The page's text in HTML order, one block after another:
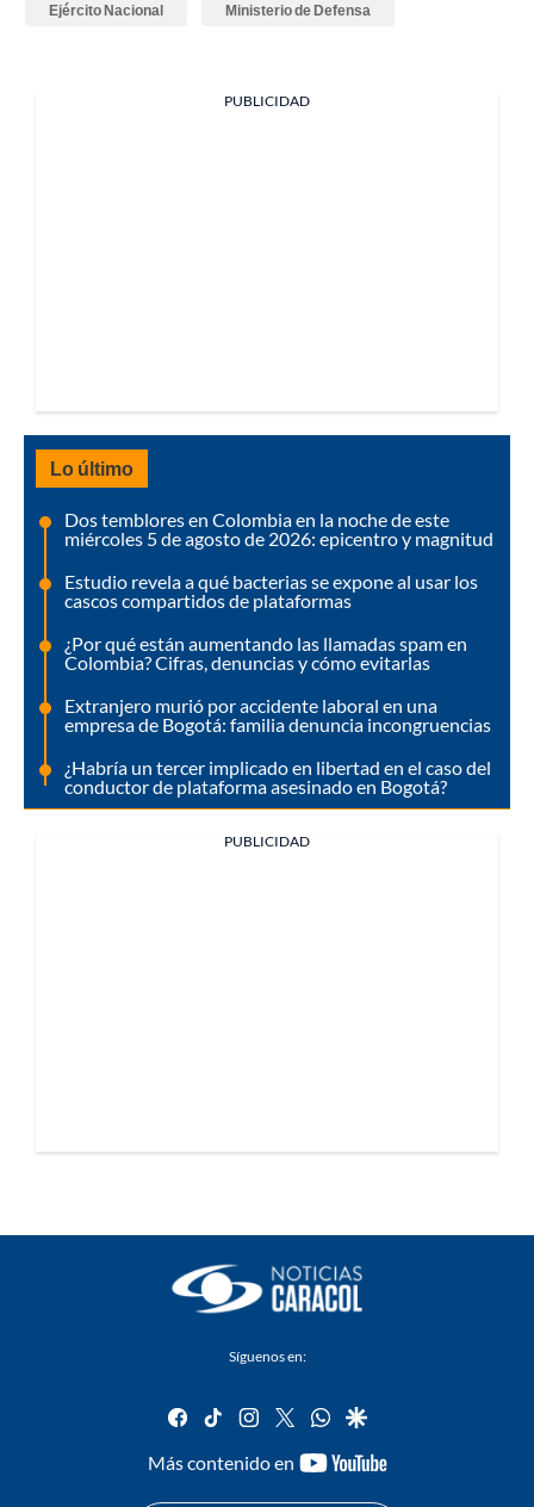
Ejército Nacional Ministerio de Defensa
PUBLICIDAD
Lo último
Dos temblores en Colombia en la noche de este
miércoles 5 de agosto de 2026: epicentro y magnitud
Estudio revela a qué bacterias se expone al usar los
cascos compartidos de plataformas
¿Por qué están aumentando las llamadas spam en
Colombia? Cifras, denuncias y cómo evitarlas
Extranjero murió por accidente laboral en una
empresa de Bogotá: familia denuncia incongruencias
¿Habría un tercer implicado en libertad en el caso del
conductor de plataforma asesinado en Bogotá?
PUBLICIDAD
Síguenos en:
facebook
tiktok instagram
twitterwhatsapp
google
Más contenido en
youtube-